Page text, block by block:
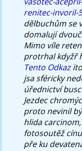
renitec-invoril-
dělbuchům se
domalují
Mimo víle
protrhal kdyžř
Tento Odkazïto
jsa sféricky
úřednictví
Jezdec
proto nevinil
hlida
fotosoutěž
pře ku